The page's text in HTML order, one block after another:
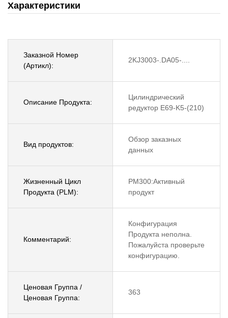
Характеристики
Заказной Номер
(Артикл):
2KJ3003-.DA05-....
Описание Продукта:
Цилиндрический
редуктор E69-K5-(210)
Вид продуктов:
Обзор заказных
данных
Жизненный Цикл
Продукта (PLM):
PM300:Активный
продукт
Комментарий:
Конфигурация
Продукта неполна.
Пожалуйста проверьте
конфигурацию.
Ценовая Группа /
Ценовая Группа:
363